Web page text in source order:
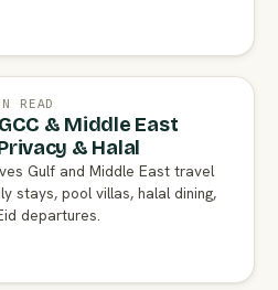
READ
& Middle East
& Halal
Gulf and Middle East travel
stays, pool villas, halal dining,
departures.